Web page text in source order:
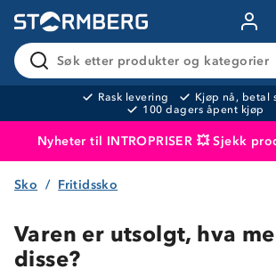
Søk etter produkter og kategorier
Rask levering
Kjøp nå, betal
100 dagers åpent kjøp
Nyheter til INTROPRISER 💥 Sjekk
Produktet er lagt i handlekurven
Sko Fritidssko
Varen er utsolgt, hva
disse?